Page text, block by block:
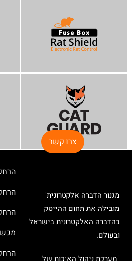
צרו קשר
מגנור הדברה אלקטרונית"
מובילה את תחום ההייטק
בהדברה האלקטרונית בישראל
ובעולם.
"מערכת ניהול האיכות של